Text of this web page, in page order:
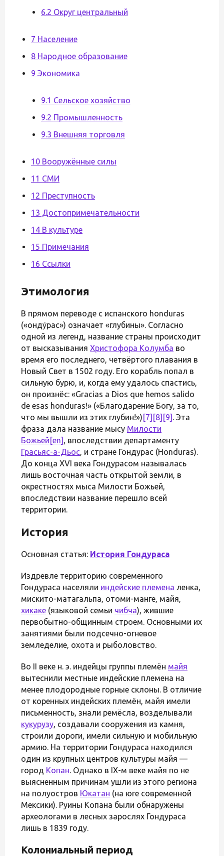
6.2 Округ центральный
7 Население
8 Народное образование
9 Экономика
9.1 Сельское хозяйство
9.2 Промышленность
9.3 Внешняя торговля
10 Вооружённые силы
11 СМИ
12 Преступность
13 Достопримечательности
14 В культуре
15 Примечания
16 Ссылки
Этимология
В прямом переводе с испанского honduras
(«онду́рас») означает «глубины». Согласно
одной из легенд, название страны происходит
от высказывания Христофора Колумба во
время его последнего, четвёртого плавания в
Новый Свет в 1502 году. Его корабль попал в
сильную бурю, и, когда ему удалось спастись,
он произнёс: «Gracias a Dios que hemos salido
de esas honduras!» («Благодарение Богу, за то,
что мы вышли из этих глубин!») [7] [8] [9] . Эта
фраза дала название мысу Милости
Божьей [en] , впоследствии департаменту
Грасьяс-а-Дьос, и стране Гондурас (Honduras).
До конца XVI века Гондурасом называлась
лишь восточная часть открытой земли, в
окрестностях мыса Милости Божьей,
впоследствии название перешло всей
территории.
История
Основная статья: История Гондураса
Издревле территорию современного
Гондураса населяли индейские племена ленка,
мискито-матагальпа, отоми-манге, майя,
хикаке (языковой семьи чибча), жившие
первобытно-общинным строем. Основными их
занятиями были подсечно-огневое
земледелие, охота и рыболовство.
Во II веке н. э. индейцы группы племён майя
вытеснили местные индейские племена на
менее плодородные горные склоны. В отличие
от коренных индейских племён, майя имели
письменность, знали ремёсла, возделывали
кукурузу, создавали сооружения из камня,
строили дороги, имели сильную и мобильную
армию. На территории Гондураса находился
один из крупных центров культуры майя —
город Копан. Однако в IX-м веке майя по не
выясненным причинам ушли из этого региона
на полуостров Юкатан (на юге современной
Мексики). Руины Копана были обнаружены
археологами в лесных зарослях Гондураса
лишь в 1839 году.
Колониальный период